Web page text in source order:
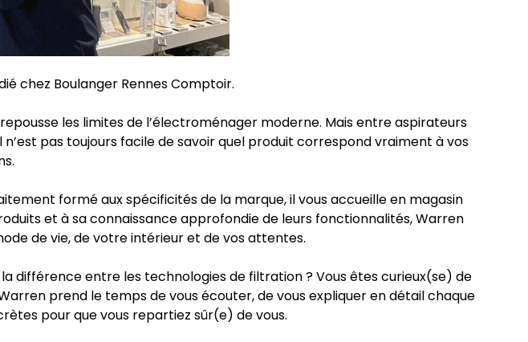
chez Boulanger Rennes Comptoir.
les limites de l’électroménager moderne. Mais entre aspirateurs
pas toujours facile de savoir quel produit correspond vraiment à vos
formé aux spécificités de la marque, il vous accueille en magasin
et à sa connaissance approfondie de leurs fonctionnalités, Warren
de vie, de votre intérieur et de vos attentes.
différence entre les technologies de filtration ? Vous êtes curieux(se) de
prend le temps de vous écouter, de vous expliquer en détail chaque
pour que vous repartiez sûr(e) de vous.